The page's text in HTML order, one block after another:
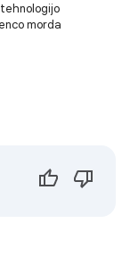
morda